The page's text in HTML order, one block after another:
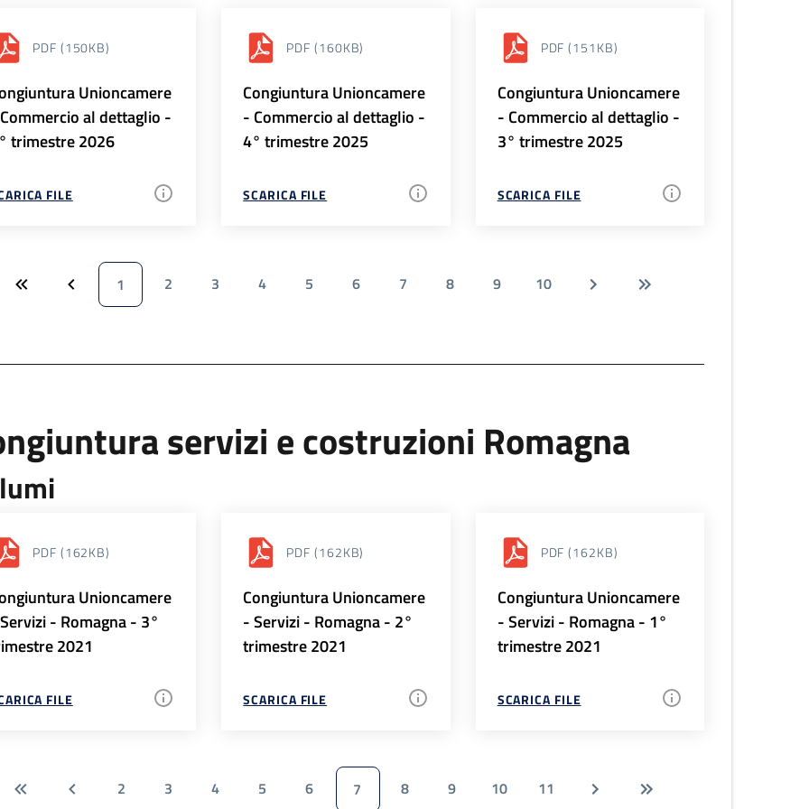
PDF (150KB)
Unioncamere
al dettaglio -
trimestre 2026
FILE
PDF (160KB)
Congiuntura Unioncamere
- Commercio al dettaglio -
4° trimestre 2025
SCARICA FILE
PDF (151KB)
Congiuntura Unioncamere
- Commercio al dettaglio -
3° trimestre 2025
SCARICA FILE
1 2 3 4 5 6 7 8 9 10
servizi e costruzioni Romagna
PDF (162KB)
Unioncamere
- Romagna - 3°
2021
FILE
PDF (162KB)
Congiuntura Unioncamere
- Servizi - Romagna - 2°
trimestre 2021
SCARICA FILE
PDF (162KB)
Congiuntura Unioncamere
- Servizi - Romagna - 1°
trimestre 2021
SCARICA FILE
2 3 4 5 6 7 8 9 10 11